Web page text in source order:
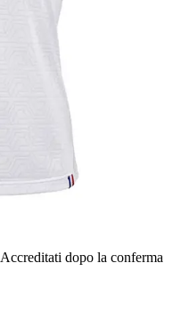
Accreditati dopo la conferma